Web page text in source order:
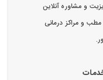
و مشاوره آنلاین
مطب و مراکز درمانی